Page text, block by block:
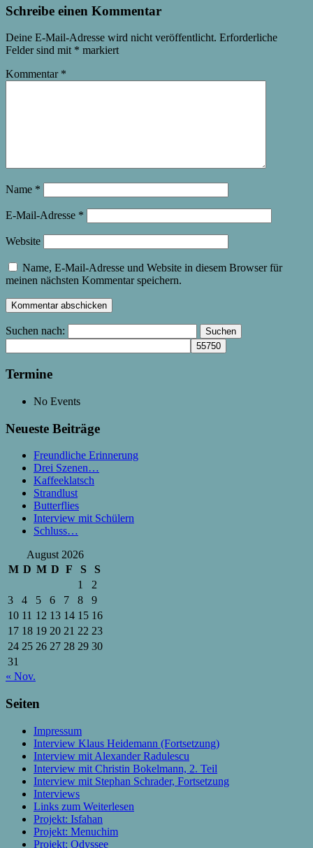
Schreibe einen Kommentar
Deine E-Mail-Adresse wird nicht veröffentlicht. Erforderliche
Felder sind mit * markiert
Kommentar *
Name *
E-Mail-Adresse *
Website
Name, E-Mail-Adresse und Website in diesem Browser für
meinen nächsten Kommentar speichern.
Suchen nach:
Termine
No Events
Neueste Beiträge
Freundliche Erinnerung
Drei Szenen…
Kaffeeklatsch
Strandlust
Butterflies
Interview mit Schülern
Schluss…
August 2026
M D M D F S
S
1
2
3
4 5 6 7 8
9
10 11 12 13 14 15 16
17 18 19 20 21 22 23
24 25 26 27 28 29 30
31
« Nov.
Seiten
Impressum
Interview Klaus Heidemann (Fortsetzung)
Interview mit Alexander Radulescu
Interview mit Christin Bokelmann, 2. Teil
Interview mit Stephan Schrader, Fortsetzung
Interviews
Links zum Weiterlesen
Projekt: Isfahan
Projekt: Menuchim
Projekt: Odyssee